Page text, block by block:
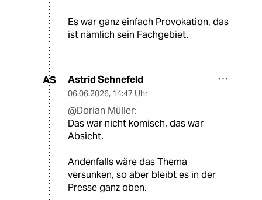
Es war ganz einfach Provokation, das
ist nämlich sein Fachgebiet.
AS Astrid Sehnefeld
06.06.2026, 14:47 Uhr
@Dorian Müller:
Das war nicht komisch, das war
Absicht.
Andenfalls wäre das Thema
versunken, so aber bleibt es in der
Presse ganz oben.